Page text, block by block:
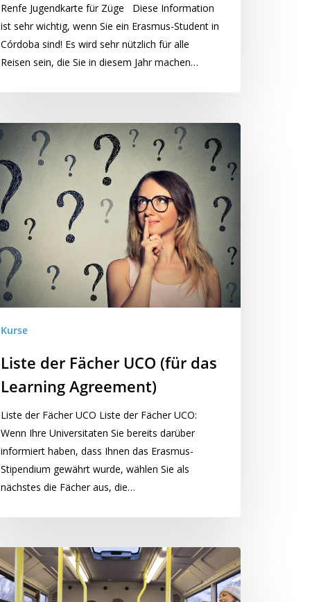
Renfe Jugendkarte für Züge Diese Information
ist sehr wichtig, wenn Sie ein Erasmus-Student in
Córdoba sind! Es wird sehr nützlich für alle
Reisen sein, die Sie in diesem Jahr machen…
Kurse
Liste der Fächer UCO (für das
Learning Agreement)
Liste der Fächer UCO Liste der Fächer UCO:
Wenn Ihre Universitaten Sie bereits darüber
informiert haben, dass Ihnen das Erasmus-
Stipendium gewährt wurde, wählen Sie als
nächstes die Fächer aus, die…